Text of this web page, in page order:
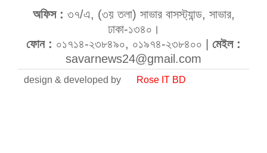
অফিস : ৩৭/এ, (৩য় তলা) সাভার বাসস্ট্যান্ড, সাভার,
ঢাকা-১৩৪০।
ফোন : ০১৭১৪-২৩৮৪৯০, ০১৯৭৪-২৩৮৪০০ | মেইল :
savarnews24@gmail.com
design & developed by Rose IT BD